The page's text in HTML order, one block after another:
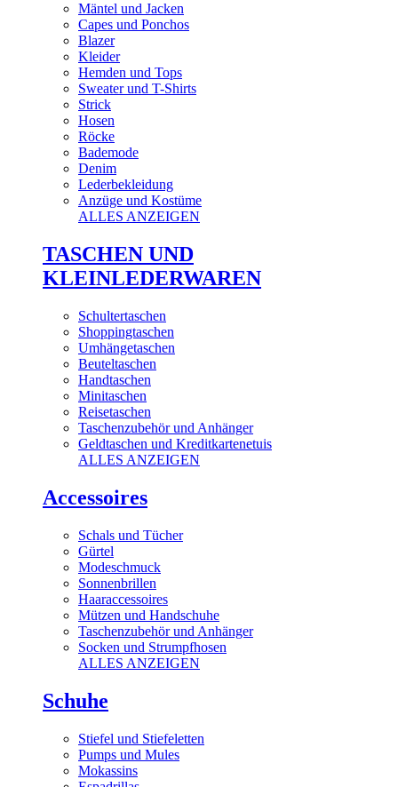
Mäntel und Jacken
Capes und Ponchos
Blazer
Kleider
Hemden und Tops
Sweater und T-Shirts
Strick
Hosen
Röcke
Bademode
Denim
Lederbekleidung
Anzüge und Kostüme
ALLES ANZEIGEN
TASCHEN UND
KLEINLEDERWAREN
Schultertaschen
Shoppingtaschen
Umhängetaschen
Beuteltaschen
Handtaschen
Minitaschen
Reisetaschen
Taschenzubehör und Anhänger
Geldtaschen und Kreditkartenetuis
ALLES ANZEIGEN
Accessoires
Schals und Tücher
Gürtel
Modeschmuck
Sonnenbrillen
Haaraccessoires
Mützen und Handschuhe
Taschenzubehör und Anhänger
Socken und Strumpfhosen
ALLES ANZEIGEN
Schuhe
Stiefel und Stiefeletten
Pumps und Mules
Mokassins